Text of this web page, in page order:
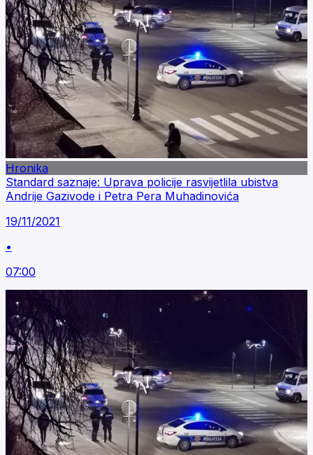
Hronika
Standard saznaje: Uprava policije rasvijetlila ubistva
Andrije Gazivode i Petra Pera Muhadinovića
19/11/2021
•
07:00